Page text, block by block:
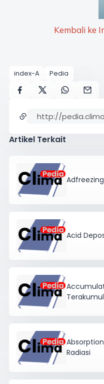
Kembali ke
index-A Pedia
Artikel Terkait
Acid
Radiasi